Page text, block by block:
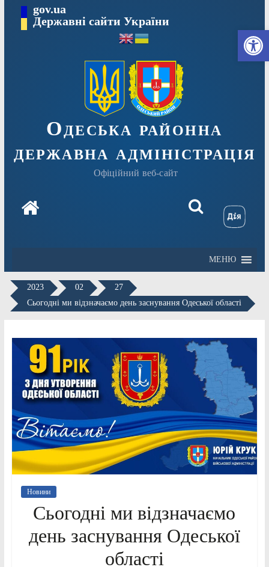
Перейтиgov.ua
Державні сайти України
Одеська районна
державна адміністрація
Офіційний веб-сайт
МЕНЮ
2023 02
27
Сьогодні ми відзначаємо день заснування Одеської області
Новини
Сьогодні ми відзначаємо
день заснування Одеської
області